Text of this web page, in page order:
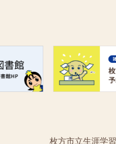
枚方市立生涯学